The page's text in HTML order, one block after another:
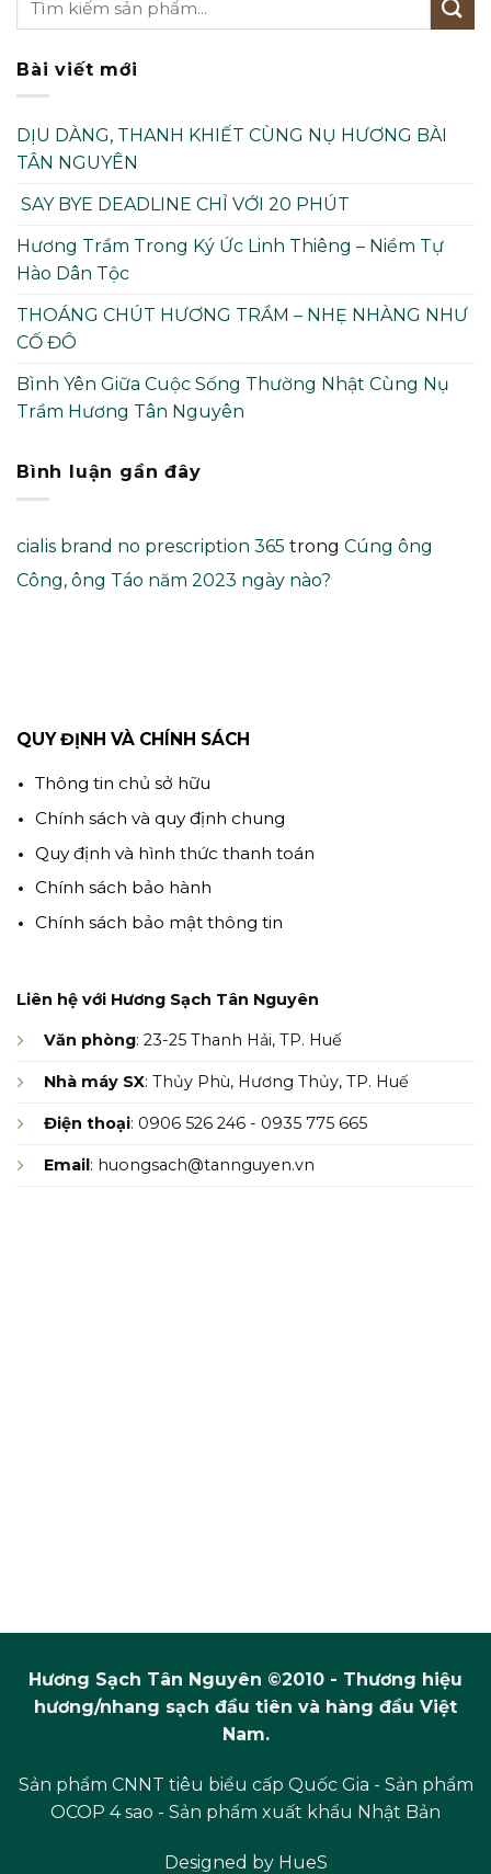
Bài viết mới
DỊU DÀNG, THANH KHIẾT CÙNG NỤ HƯƠNG BÀI
TÂN NGUYÊN
SAY BYE DEADLINE CHỈ VỚI 20 PHÚT
Hương Trầm Trong Ký Ức Linh Thiêng – Niềm Tự
Hào Dân Tộc
THOÁNG CHÚT HƯƠNG TRẦM – NHẸ NHÀNG NHƯ
CỐ ĐÔ
Bình Yên Giữa Cuộc Sống Thường Nhật Cùng Nụ
Trầm Hương Tân Nguyên
Bình luận gần đây
cialis brand no prescription 365 trong Cúng ông
Công, ông Táo năm 2023 ngày nào?
QUY ĐỊNH VÀ CHÍNH SÁCH
Thông tin chủ sở hữu
Chính sách và quy định chung
Quy định và hình thức thanh toán
Chính sách bảo hành
Chính sách bảo mật thông tin
Liên hệ với Hương Sạch Tân Nguyên
Văn phòng: 23-25 Thanh Hải, TP. Huế
Nhà máy SX: Thủy Phù, Hương Thủy, TP. Huế
Điện thoại: 0906 526 246 - 0935 775 665
Email: huongsach@tannguyen.vn
Hương Sạch Tân Nguyên ©2010 - Thương hiệu
hương/nhang sạch đầu tiên và hàng đầu Việt
Nam.
Sản phẩm CNNT tiêu biểu cấp Quốc Gia - Sản phẩm
OCOP 4 sao - Sản phẩm xuất khẩu Nhật Bản
Designed by HueS